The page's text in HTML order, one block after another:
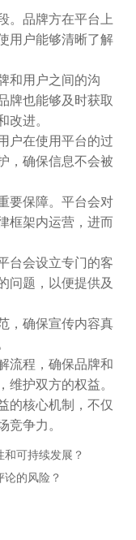
。品牌方在平台上
用户能够清晰了解
和用户之间的沟
牌也能够及时获取
改进。
户在使用平台的过
，确保信息不会被
要保障。平台会对
框架内运营，进而
台会设立专门的客
问题，以便提供及
，确保宣传内容真
流程，确保品牌和
维护双方的权益。
的核心机制，不仅
竞争力。
可持续发展？
论的风险？